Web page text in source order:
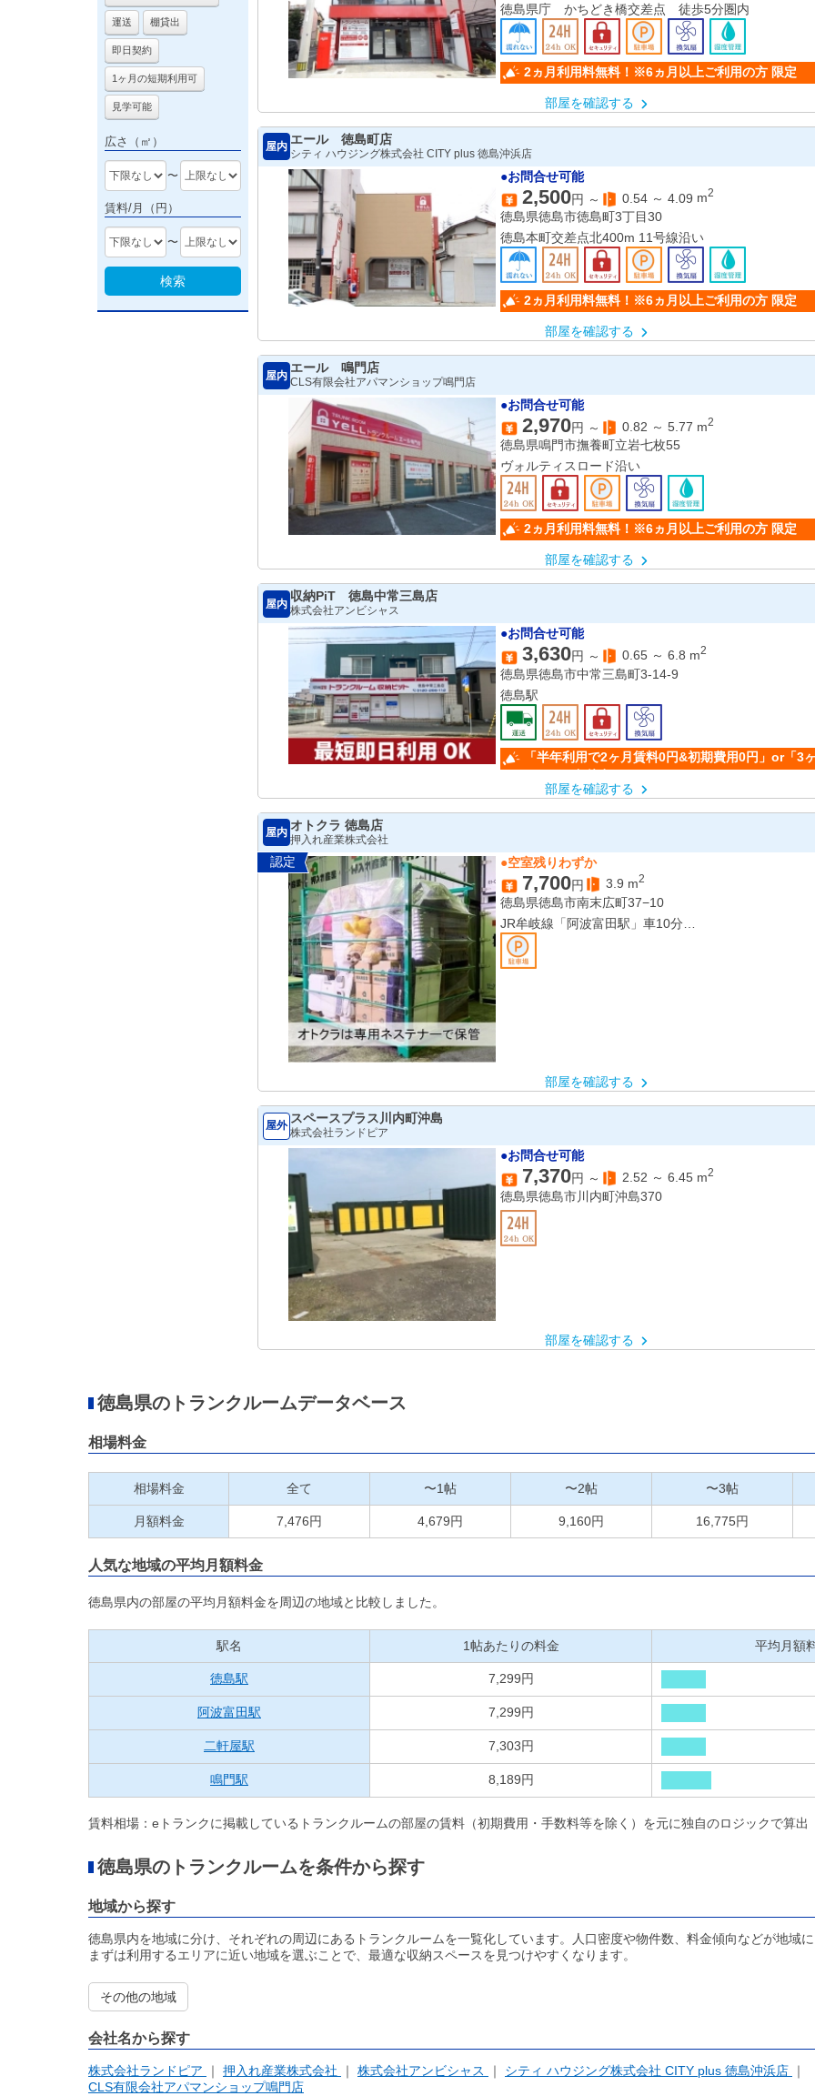
運送 棚貸出
即日契約
1ヶ月の短期利用可
見学可能
広さ（㎡）
〜
賃料/月（円）
〜
検索
徳島県庁 かちどき橋交差点 徒歩5分圏内
2ヵ月利用料無料！※6ヵ月以上ご利用の方 限定
部屋を確認する
屋内
エール 徳島町店
シティ ハウジング株式会社 CITY plus 徳島沖浜店
●お問合せ可能
2,500円 ～ 0.54 ～ 4.09 m2
徳島県徳島市徳島町3丁目30
徳島本町交差点北400m 11号線沿い
2ヵ月利用料無料！※6ヵ月以上ご利用の方 限定
部屋を確認する
屋内
エール 鳴門店
CLS有限会社アパマンショップ鳴門店
●お問合せ可能
2,970円 ～ 0.82 ～ 5.77 m2
徳島県鳴門市撫養町立岩七枚55
ヴォルティスロード沿い
2ヵ月利用料無料！※6ヵ月以上ご利用の方 限定
部屋を確認する
屋内
収納PiT 徳島中常三島店
株式会社アンビシャス
●お問合せ可能
3,630円 ～ 0.65 ～ 6.8 m2
徳島県徳島市中常三島町3-14-9
徳島駅
「半年利用で2ヶ月賃料0円&初期費用0円」or「3
部屋を確認する
屋内
オトクラ 徳島店
押入れ産業株式会社
認定 ●空室残りわずか
7,700円 3.9 m2
徳島県徳島市南末広町37−10
JR牟岐線「阿波富田駅」車10分
JR牟岐線「徳島駅」車13分
JR牟岐線「二軒屋駅」車14分
部屋を確認する
屋外 スペースプラス川内町沖島
株式会社ランドピア
●お問合せ可能
7,370円 ～ 2.52 ～ 6.45 m2
徳島県徳島市川内町沖島370
部屋を確認する
徳島県のトランクルームデータベース
相場料金
相場料金 全て 〜1帖 〜2帖 〜3帖
月額料金 7,476円 4,679円 9,160円 16,775円
人気な地域の平均月額料金
徳島県内の部屋の平均月額料金を周辺の地域と比較しました。
駅名 1帖あたりの料金 平均月額
徳島駅 7,299円
阿波富田駅 7,299円
二軒屋駅 7,303円
鳴門駅 8,189円
賃料相場：eトランクに掲載しているトランクルームの部屋の賃料（初期費用・手数料等を除く）を元に独自のロジックで算出
徳島県のトランクルームを条件から探す
地域から探す
徳島県内を地域に分け、それぞれの周辺にあるトランクルームを一覧化しています。人口密度や物件数、料金傾向などが地域
まずは利用するエリアに近い地域を選ぶことで、最適な収納スペースを見つけやすくなります。
その他の地域
会社名から探す
株式会社ランドピア 押入れ産業株式会社 株式会社アンビシャス
シティ ハウジング株式会社 CITY plus 徳島沖浜店
CLS有限会社アパマンショップ鳴門店